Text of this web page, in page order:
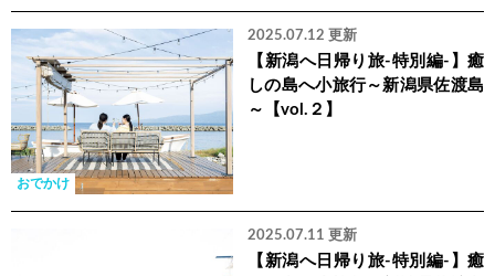
おでかけ
2025.07.12 更新
【新潟へ日帰り旅-特別編-】癒
しの島へ小旅行～新潟県佐渡島
～【vol.２】
2025.07.11 更新
【新潟へ日帰り旅-特別編-】癒